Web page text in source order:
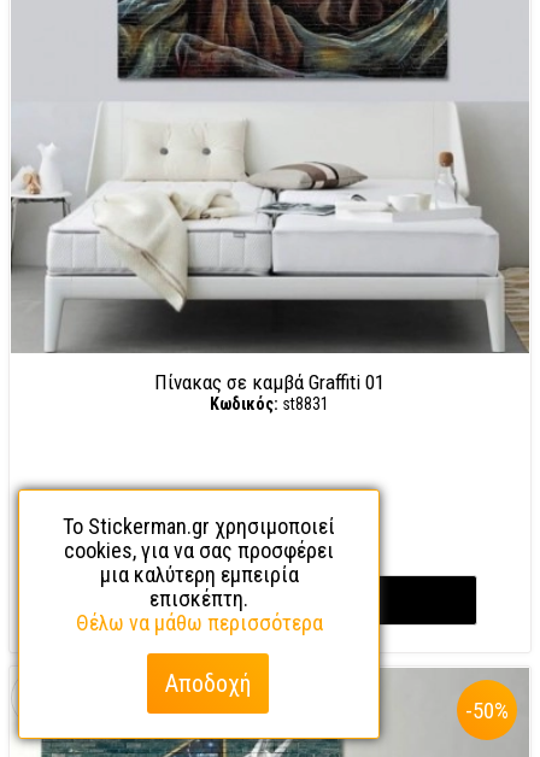
Πίνακας σε καμβά Graffiti 01
Κωδικός: st8831
1,69€ / μήνα
Απόκτησέ το
-50%
Το Stickerman.gr χρησιμοποιεί
cookies, για να σας προσφέρει
μια καλύτερη εμπειρία
επισκέπτη.
Θέλω να μάθω περισσότερα
Αποδοχή